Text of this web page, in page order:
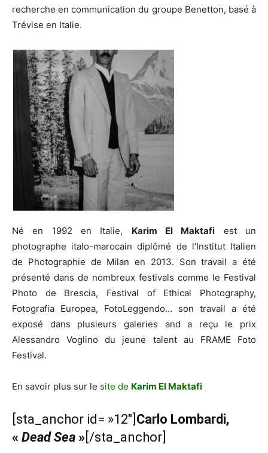
recherche en communication du groupe Benetton, basé à
Trévise en Italie.
Né en 1992 en Italie, Karim El Maktafi est un
photographe italo-marocain diplômé de l’Institut Italien
de Photographie de Milan en 2013. Son travail a été
présenté dans de nombreux festivals comme le Festival
Photo de Brescia, Festival of Ethical Photography,
Fotografia Europea, FotoLeggendo… son travail a été
exposé dans plusieurs galeries and a reçu le prix
Alessandro Voglino du jeune talent au FRAME Foto
Festival.
En savoir plus sur le site de Karim El Maktafi
[sta_anchor id= »12″] Carlo Lombardi,
« Dead Sea » [/sta_anchor]